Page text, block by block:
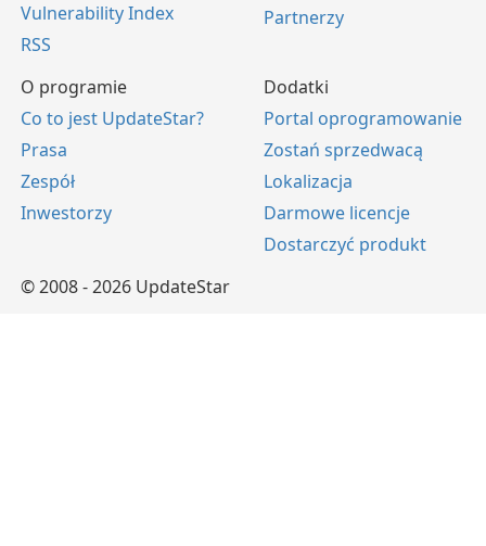
Vulnerability Index
RSS
Partnerzy
O programie
Co to jest UpdateStar?
Prasa
Zespół
Inwestorzy
Dodatki
Portal oprogramowanie
Zostań sprzedwacą
Lokalizacja
Darmowe licencje
Dostarczyć produkt
© 2008 - 2026 UpdateStar